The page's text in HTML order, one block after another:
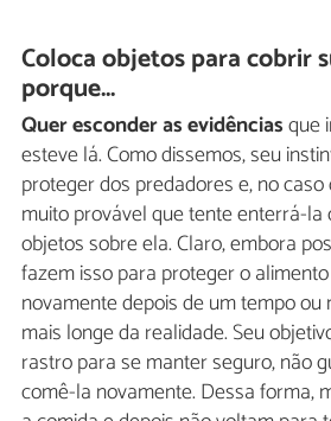
Coloca objetos para cobrir
porque...
Quer esconder as evidênciasque
esteve lá. Como dissemos, seu
proteger dos predadores e, no
muito provável que tente enterrá-
objetos sobre ela. Claro, embora
fazem isso para proteger o
novamente depois de um tempo ou
mais longe da realidade. Seu
rastro para se manter seguro, não
comê-la novamente. Dessa forma,